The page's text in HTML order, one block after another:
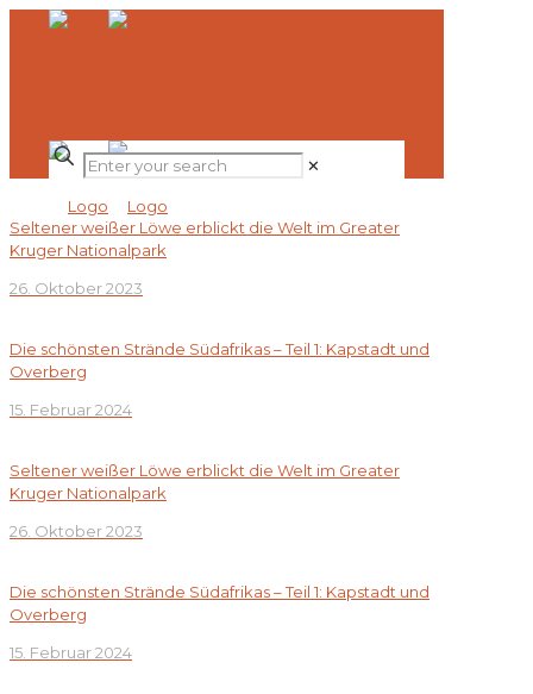
✕
Seltener weißer Löwe erblickt die Welt im Greater
Kruger Nationalpark
26. Oktober 2023
Die schönsten Strände Südafrikas – Teil 1: Kapstadt und
Overberg
15. Februar 2024
Seltener weißer Löwe erblickt die Welt im Greater
Kruger Nationalpark
26. Oktober 2023
Die schönsten Strände Südafrikas – Teil 1: Kapstadt und
Overberg
15. Februar 2024